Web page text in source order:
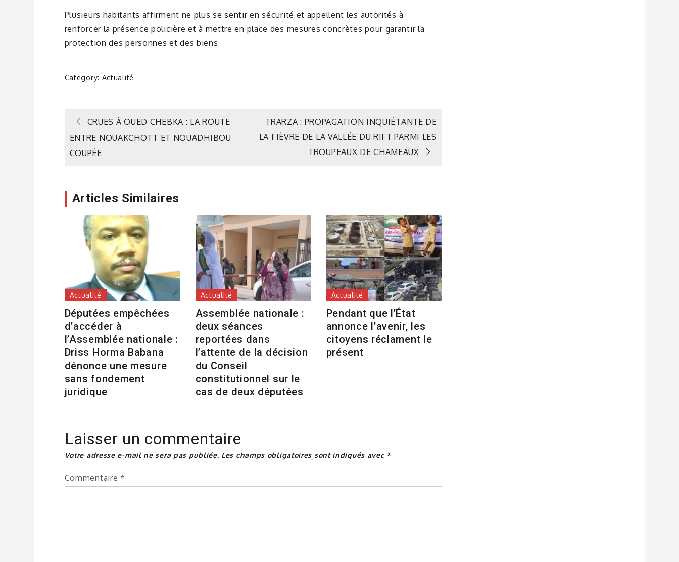
Plusieurs habitants affirment ne plus se sentir en sécurité et appellent les autorités à
renforcer la présence policière et à mettre en place des mesures concrètes pour garantir la
protection des personnes et des biens
Category: Actualité
Navigation
de
CRUES À OUED CHEBKA : LA ROUTE
ENTRE NOUAKCHOTT ET NOUADHIBOU
COUPÉE
TRARZA : PROPAGATION INQUIÉTANTE DE
LA FIÈVRE DE LA VALLÉE DU RIFT PARMI LES
TROUPEAUX DE CHAMEAUX
Articles Similaires
Actualité
Députées empêchées
d’accéder à
l’Assemblée nationale :
Driss Horma Babana
dénonce une mesure
sans fondement
juridique
Actualité
Assemblée nationale :
deux séances
reportées dans
l’attente de la décision
du Conseil
constitutionnel sur le
cas de deux députées
Actualité
Pendant que l’État
annonce l’avenir, les
citoyens réclament le
présent
Laisser un commentaire
Votre adresse e-mail ne sera pas publiée. Les champs obligatoires sont indiqués avec *
Commentaire *